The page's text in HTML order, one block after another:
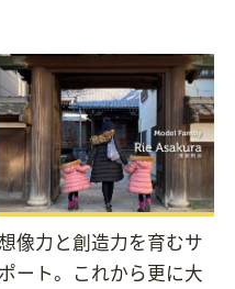
想像力と創造力を育むサ
ポート。これから更に大